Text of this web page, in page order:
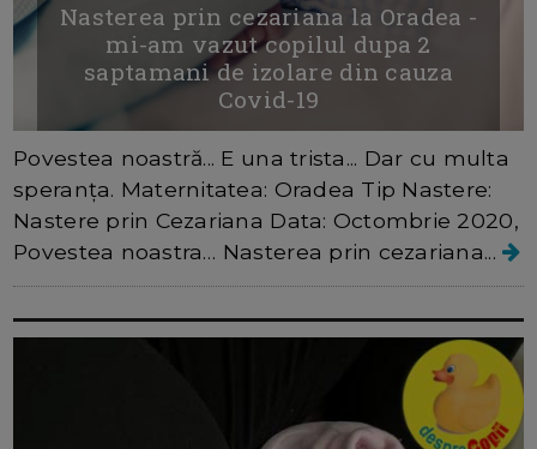
Nasterea prin cezariana la Oradea -
mi-am vazut copilul dupa 2
saptamani de izolare din cauza
Covid-19
Povestea noastră... E una trista... Dar cu multa
speranța. Maternitatea: Oradea Tip Nastere:
Nastere prin Cezariana Data: Octombrie 2020,
Povestea noastra… Nasterea prin cezariana...